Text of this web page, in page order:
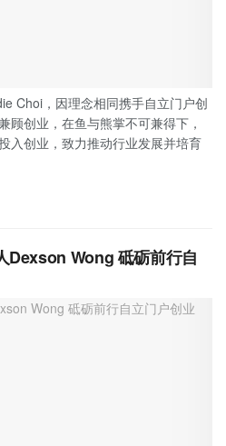
Choi，因理念相同携手自立门户创
顾创业，在鱼与熊掌不可兼得下，
入创业，致力推动行业发展并培育
Wong 砥砺前行自